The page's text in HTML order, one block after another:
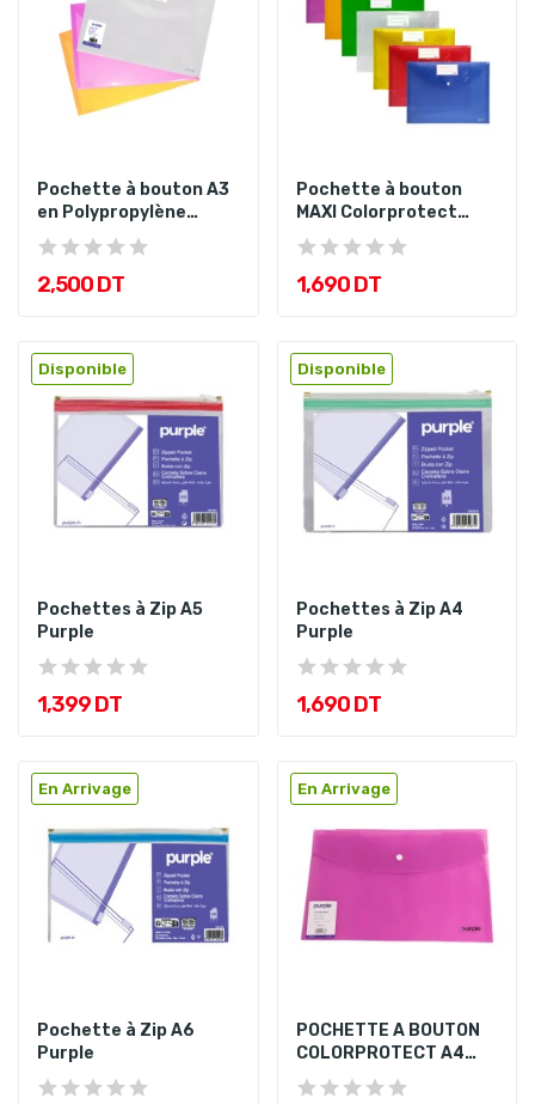
Pochette à bouton A3
en Polypropylène
COLORPROTECT
2,500 DT
Pochette à bouton
MAXI Colorprotect
Assorties...
1,690 DT
Disponible
Pochettes à Zip A5
Purple
1,399 DT
Disponible
Pochettes à Zip A4
Purple
1,690 DT
En Arrivage
Pochette à Zip A6
Purple
En Arrivage
POCHETTE A BOUTON
COLORPROTECT A4
Violet